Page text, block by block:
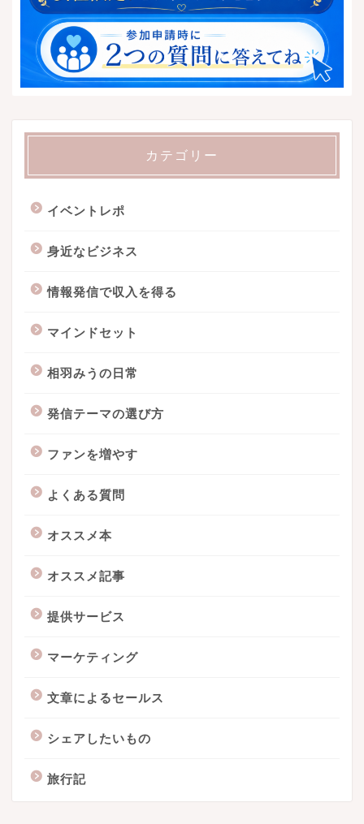
カテゴリー
イベントレポ
身近なビジネス
情報発信で収入を得る
マインドセット
相羽みうの日常
発信テーマの選び方
ファンを増やす
よくある質問
オススメ本
オススメ記事
提供サービス
マーケティング
文章によるセールス
シェアしたいもの
旅行記